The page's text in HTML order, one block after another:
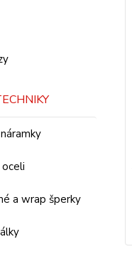
a wrap šperky